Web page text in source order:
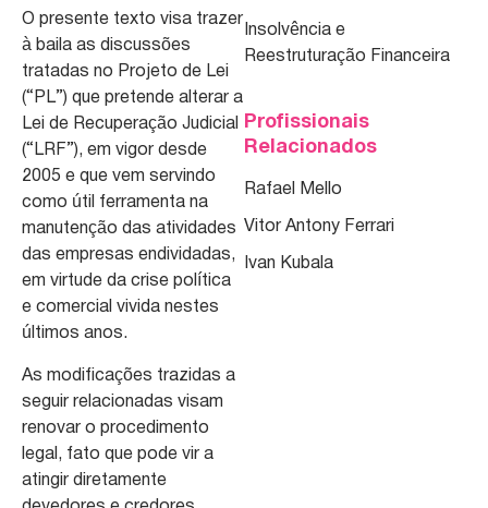
O presente texto visa trazer
à baila as discussões
tratadas no Projeto de Lei
(“PL”) que pretende alterar a
Lei de Recuperação Judicial
(“LRF”), em vigor desde
2005 e que vem servindo
como útil ferramenta na
manutenção das atividades
das empresas endividadas,
em virtude da crise política
e comercial vivida nestes
últimos anos.
As modificações trazidas a
seguir relacionadas visam
renovar o procedimento
legal, fato que pode vir a
atingir diretamente
Insolvência e
Reestruturação Financeira
Profissionais
Relacionados
Rafael Mello
Vitor Antony Ferrari
Ivan Kubala